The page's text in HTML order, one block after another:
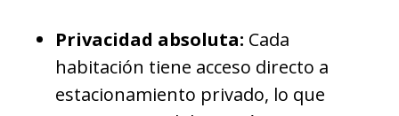
Privacidad absoluta: Cada
habitación tiene acceso directo a
estacionamiento privado, lo que